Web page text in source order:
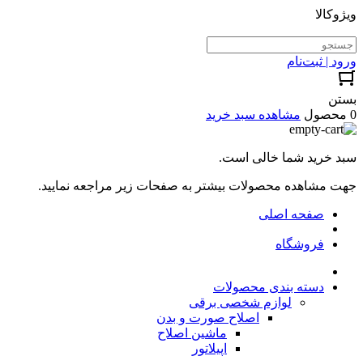
ویژوکالا
ورود | ثبت‌نام
بستن
0 محصول
مشاهده سبد خرید
سبد خرید شما خالی است.
جهت مشاهده محصولات بیشتر به صفحات زیر مراجعه نمایید.
صفحه اصلی
فروشگاه
دسته بندی محصولات
لوازم شخصی برقی
اصلاح صورت و بدن
ماشین اصلاح
اپیلاتور